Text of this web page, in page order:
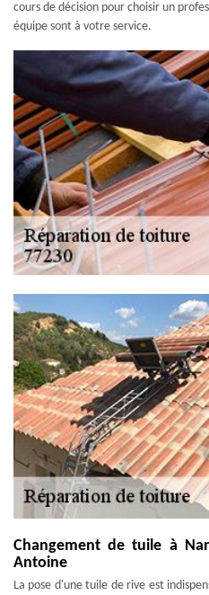
cours de décision pour choisir un
équipe sont à votre service.
Changement de tuile à
Antoine
La pose d'une tuile de rive est